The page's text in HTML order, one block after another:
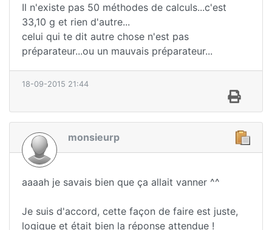
Il n'existe pas 50 méthodes de calculs...c'est
33,10 g et rien d'autre...
celui qui te dit autre chose n'est pas
préparateur...ou un mauvais préparateur...
18-09-2015 21:44
monsieurp
aaaah je savais bien que ça allait vanner ^^
Je suis d'accord, cette façon de faire est juste,
logique et était bien la réponse attendue !